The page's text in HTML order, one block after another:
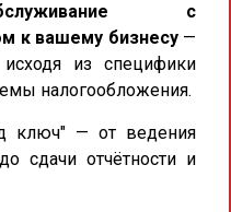
с
к вашему бизнесу—
из специфики
налогообложения.
ключ" — от ведения
сдачи отчётности и